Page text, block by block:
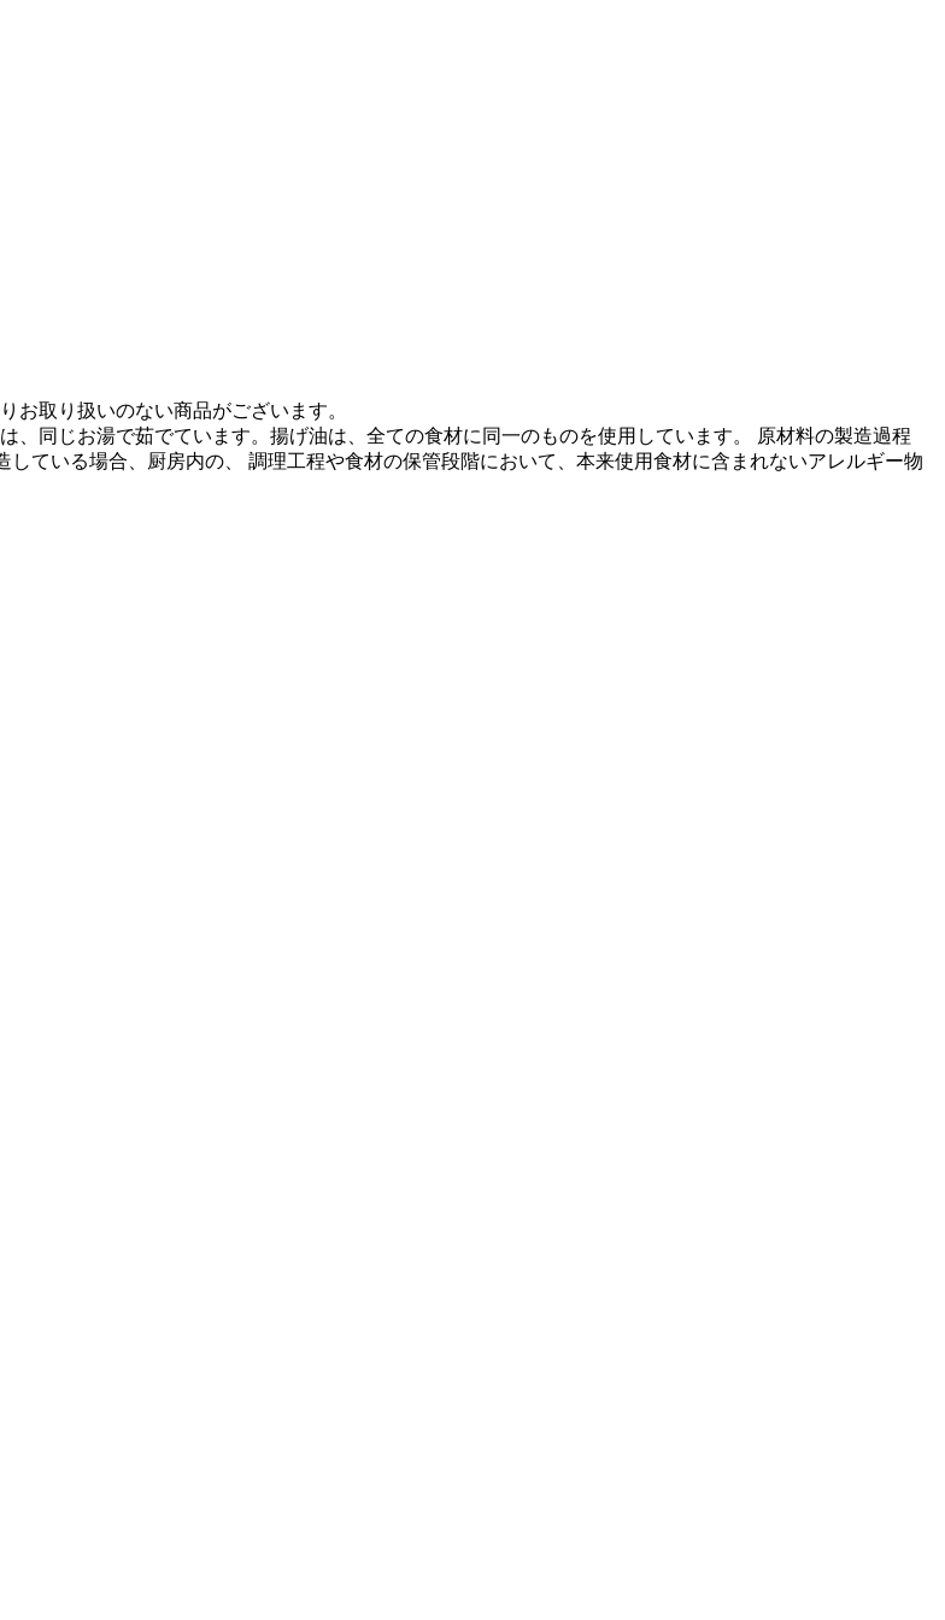
お取り扱いのない商品がございます。
、同じお湯で茹でています。揚げ油は、全ての食材に同一のものを使用しています。 原材料の製造過程
ている場合、厨房内の、 調理工程や食材の保管段階において、本来使用食材に含まれないアレルギー物